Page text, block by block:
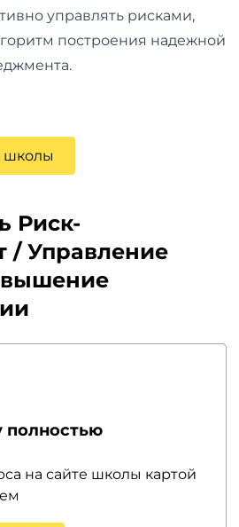
управлять рисками,
построения надежной
школы
Риск-
/ Управление
полностью
на сайте школы картой